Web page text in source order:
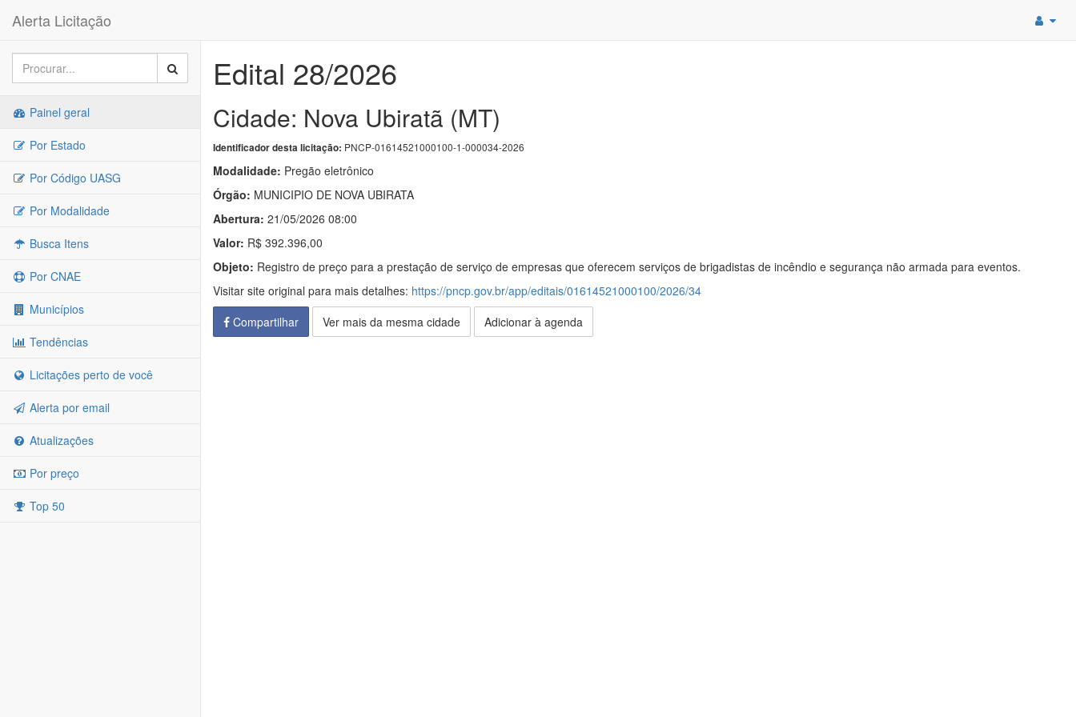
Alerta Licitação
Painel geral
Por Estado
Por Código UASG
Por Modalidade
Busca Itens
Por CNAE
Municípios
Tendências
Licitações perto de você
Alerta por email
Atualizações
Por preço
Top 50
Edital 28/2026
Cidade: Nova Ubiratã (MT)
Identificador desta licitação: PNCP-01614521000100-1-000034-2026
Modalidade: Pregão eletrônico
Órgão: MUNICIPIO DE NOVA UBIRATA
Abertura: 21/05/2026 08:00
Valor: R$ 392.396,00
Objeto: Registro de preço para a prestação de serviço de empresas que oferecem serviços de brigadistas de incêndio e segurança não armada para eventos.
Visitar site original para mais detalhes: https://pncp.gov.br/app/editais/01614521000100/2026/34
Compartilhar
Ver mais da mesma cidade Adicionar à agenda